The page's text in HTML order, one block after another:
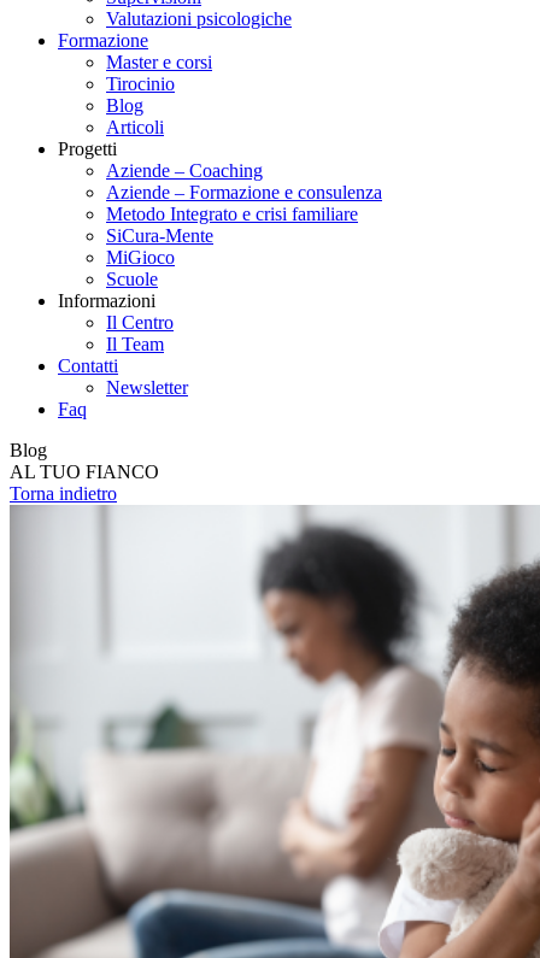
Valutazioni psicologiche
Formazione
Master e corsi
Tirocinio
Blog
Articoli
Progetti
Aziende – Coaching
Aziende – Formazione e consulenza
Metodo Integrato e crisi familiare
SiCura-Mente
MiGioco
Scuole
Informazioni
Il Centro
Il Team
Contatti
Newsletter
Faq
Blog
AL TUO FIANCO
Torna indietro